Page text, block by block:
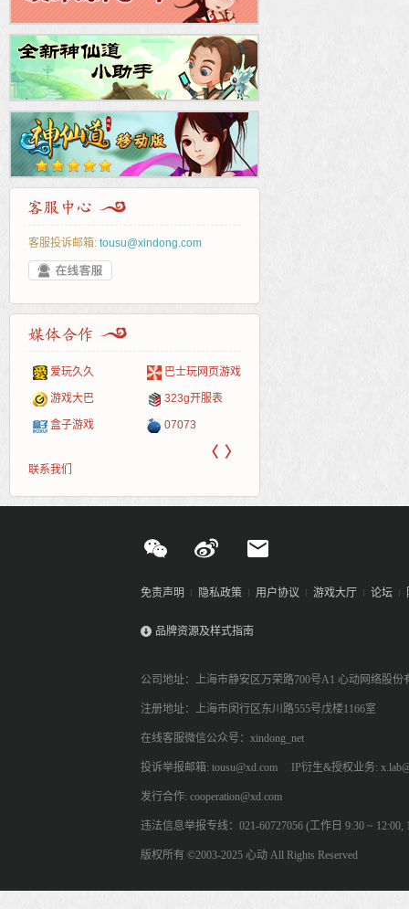
客服投诉邮箱: tousu@xindong.com
爱玩久久 巴士玩网页游戏
游戏大巴 323g开服表
盒子游戏 07073
〈 〉
联系我们
免责声明 隐私政策 用户协议 游戏大厅 论坛
品牌资源及样式指南
公司地址：上海市静安区万荣路700号A1 心动网络股份
注册地址：上海市闵行区东川路555号戊楼1166室
在线客服微信公众号：xindong_net
投诉举报邮箱: tousu@xd.com IP衍生&授权业务:
发行合作: cooperation@xd.com
违法信息举报专线：021-60727056 (工作日 9:30 ~ 12:00,
版权所有 ©2003-2025 心动 All Rights Reserved